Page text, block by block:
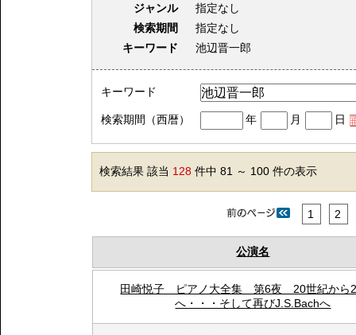
ジャンル
指定なし
検索期間
指定なし
キーワード
池辺晋一郎
キーワード
検索期間（西暦） 年 月 日
検索結果 該当 128 件中 81 ～ 100 件の表示
1 2
公演名
田崎悦子 ピアノ大全集 第6夜 20世紀から
へ・・・そして再びJ.S.Bachへ